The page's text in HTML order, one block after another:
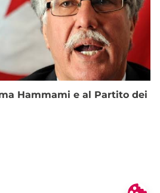
Hammami e al Partito dei